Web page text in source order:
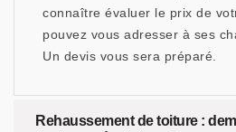
connaître évaluer le prix de
pouvez vous adresser à ses
Un devis vous sera préparé.
Rehaussement de toiture :